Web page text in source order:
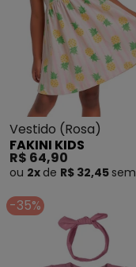
Vestido (Rosa)
FAKINI KIDS
R$ 64,90
ou 2x de R$ 32,45 sem
-35%